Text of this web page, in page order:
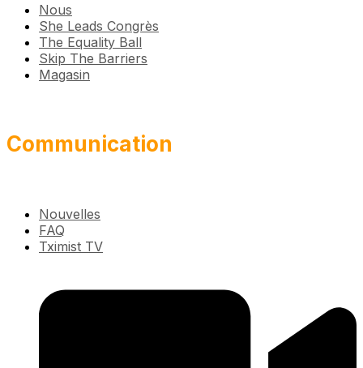
Nous
She Leads Congrès
The Equality Ball
Skip The Barriers
Magasin
Communication
Nouvelles
FAQ
Tximist TV